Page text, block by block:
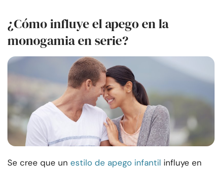
¿Cómo influye el apego en la
monogamia en serie?
Se cree que un estilo de apego infantil influye en